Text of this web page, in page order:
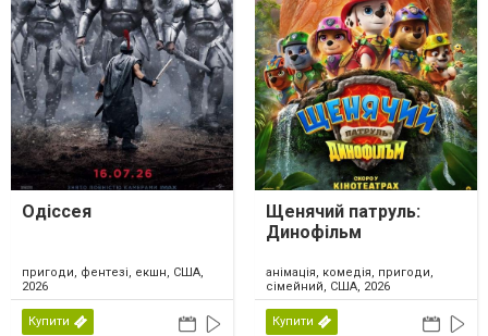
Одіссея
пригоди, фентезі, екшн, США,
2026
Купити
Щенячий патруль:
Динофільм
анімація, комедія, пригоди,
сімейний, США, 2026
Купити